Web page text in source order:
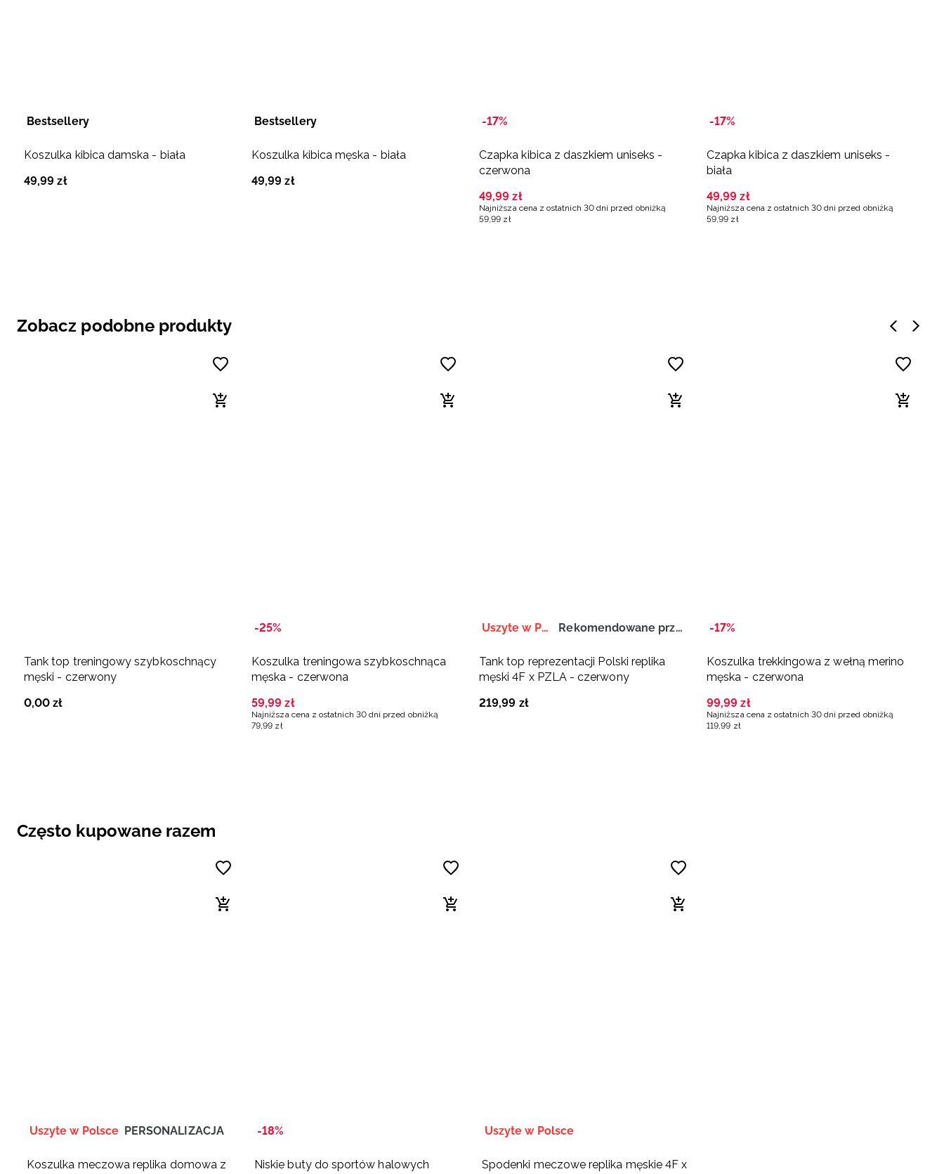
Bestsellery
Koszulka kibica damska - biała
49,99 zł
Bestsellery
Koszulka kibica męska - biała
49,99 zł
-17%
Czapka kibica z daszkiem uniseks -
czerwona
49,99 zł
Najniższa cena z ostatnich 30 dni przed obniżką
59,99 zł
-17%
Czapka kibica z daszkiem uniseks -
biała
49,99 zł
Najniższa cena z ostatnich 30 dni przed obniżką
59,99 zł
Zobacz podobne produkty
Tank top treningowy szybkoschnący
męski - czerwony
0,00 zł
-25%
Koszulka treningowa szybkoschnąca
męska - czerwona
59,99 zł
Najniższa cena z ostatnich 30 dni przed obniżką
79 ,99 zł
Uszyte w Polsce Rekomendowane przez PZLA
Tank top reprezentacji Polski replika
męski 4F x PZLA - czerwony
219,99 zł
-17%
Koszulka trekkingowa z wełną merino
męska - czerwona
99,99 zł
Najniższa cena z ostatnich 30 dni przed obniżką
119 ,99 zł
Często kupowane razem
Uszyte w Polsce PERSONALIZACJA
Koszulka meczowa replika domowa z
-18%
Niskie buty do sportów halowych
Uszyte w Polsce
Spodenki meczowe replika męskie 4F x